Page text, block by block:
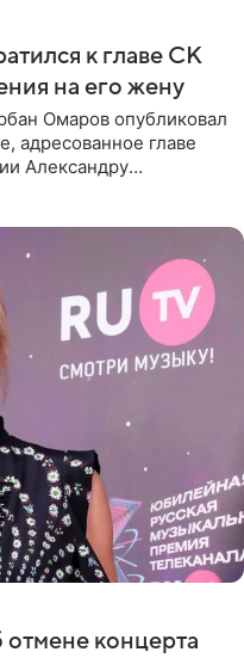
к главе СК
на его жену
Омаров опубликовал
адресованное главе
Александру
концерта